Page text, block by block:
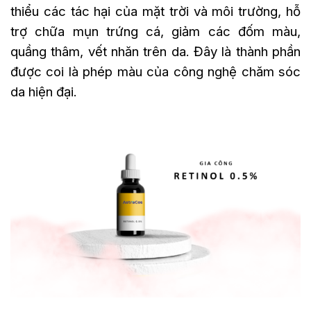
thiểu các tác hại của mặt trời và môi trường, hỗ
trợ chữa mụn trứng cá, giảm các đốm màu,
quầng thâm, vết nhăn trên da. Đây là thành phần
được coi là phép màu của công nghệ chăm sóc
da hiện đại.